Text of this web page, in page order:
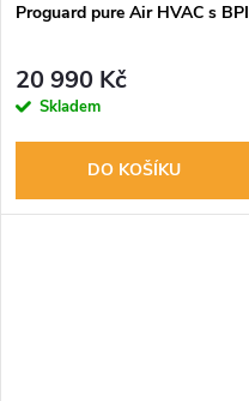
Proguard pure Air HVAC s BPI
20 990 Kč
Skladem
DO KOŠÍKU